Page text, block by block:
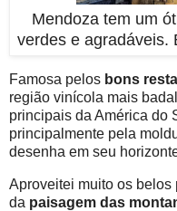
Mendoza tem um
verdes e agradáveis.
Famosa pelos bons
região vinícola mais
principais da América do
principalmente pela
desenha em seu
Aproveitei muito os belos
da paisagem das